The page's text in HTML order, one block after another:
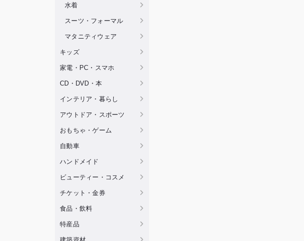
水着
スーツ・フォーマル
マタニティウェア
キッズ
家電・PC・スマホ
CD・DVD・本
インテリア・暮らし
アウトドア・スポーツ
おもちゃ・ゲーム
自動車
ハンドメイド
ビューティー・コスメ
チケット・金券
食品・飲料
特産品